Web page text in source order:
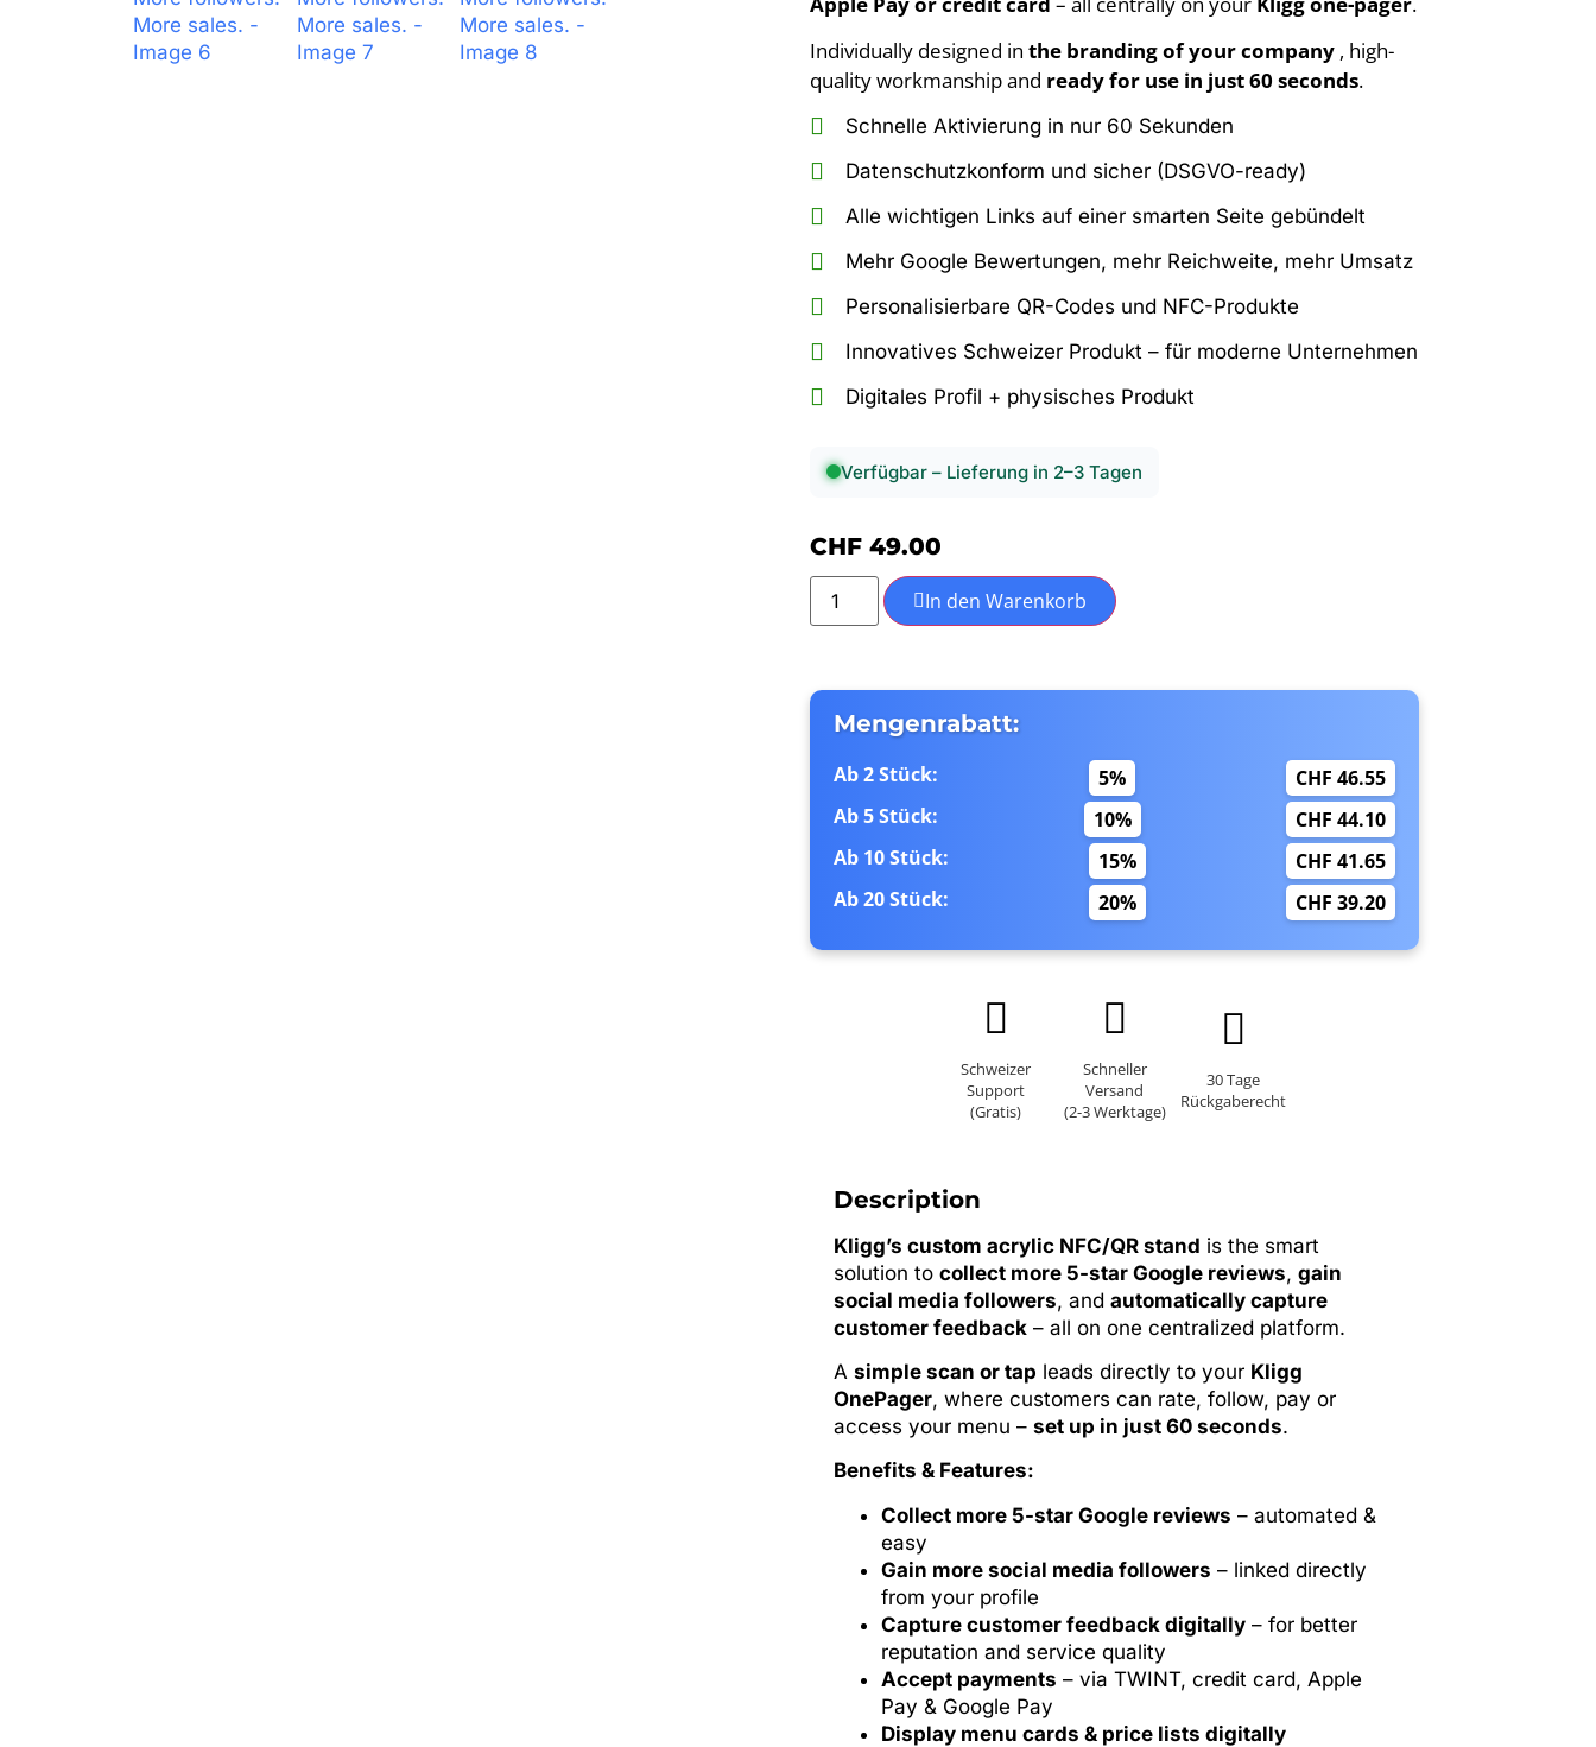
Individually designed in the branding of your company , high-
quality workmanship and ready for use in just 60 seconds.
Schnelle Aktivierung in nur 60 Sekunden
Datenschutzkonform und sicher (DSGVO-ready)
Alle wichtigen Links auf einer smarten Seite gebündelt
Mehr Google Bewertungen, mehr Reichweite, mehr Umsatz
Personalisierbare QR-Codes und NFC-Produkte
Innovatives Schweizer Produkt – für moderne Unternehmen
Digitales Profil + physisches Produkt
Verfügbar – Lieferung in 2–3 Tagen
CHF 49.00
In den Warenkorb
Mengenrabatt:
Ab 2 Stück: 5%
CHF 46.55
Ab 5 Stück:
10%
CHF 44.10
Ab 10 Stück:
15%
CHF 41.65
Ab 20 Stück:
20% CHF 39.20
Schweizer
Support
(Gratis)
Schneller
Versand
(2-3 Werktage)
30 Tage
Rückgaberecht
Description
Kligg’s custom acrylic NFC/QR stand is the smart
solution to collect more 5-star Google reviews, gain
social media followers, and automatically capture
customer feedback – all on one centralized platform.
A simple scan or tap leads directly to your Kligg
OnePager, where customers can rate, follow, pay or
access your menu – set up in just 60 seconds.
Benefits & Features:
Collect more 5-star Google reviews – automated &
easy
Gain more social media followers – linked directly
from your profile
Capture customer feedback digitally – for better
reputation and service quality
Accept payments – via TWINT, credit card, Apple
Pay & Google Pay
Display menu cards & price lists digitally